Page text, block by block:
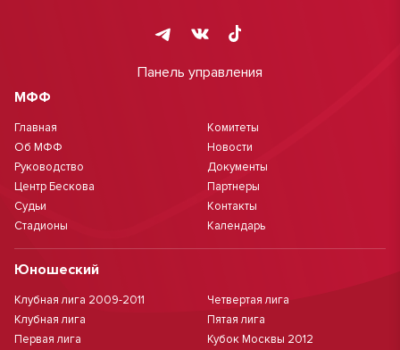
Панель управления
МФФ
Главная
Об МФФ
Руководство
Центр Бескова
Судьи
Стадионы
Комитеты
Новости
Документы
Партнеры
Контакты
Календарь
Юношеский
Клубная лига 2009-2011
Клубная лига
Первая лига
Четвертая лига
Пятая лига
Кубок Москвы 2012